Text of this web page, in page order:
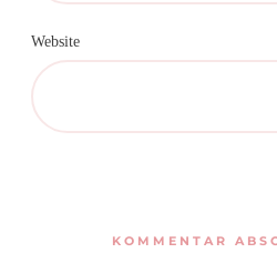
Website
KOMMENTAR